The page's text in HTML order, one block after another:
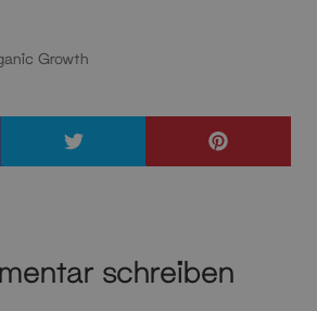
Growth
schreiben